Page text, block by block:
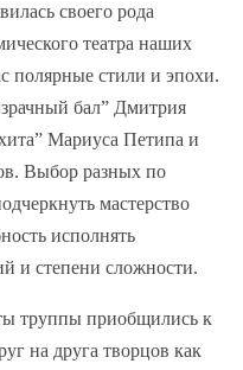
своего рода
театра наших
полярные стили и эпохи.
бал” Дмитрия
Мариуса Петипа и
Выбор разных по
мастерство
исполнять
и степени сложности.
труппы приобщились к
на друга творцов как